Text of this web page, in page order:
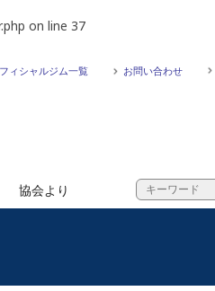
on line 37
ィシャルジム一覧 お問い合わせ
協会より